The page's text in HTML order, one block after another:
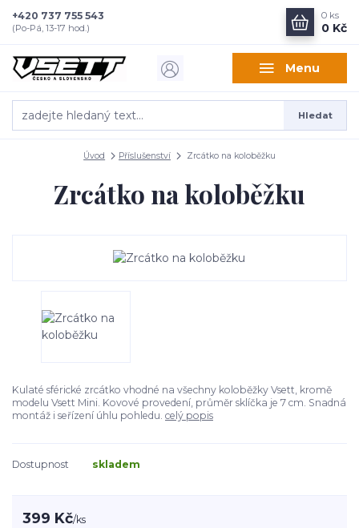
Menu
Hledat
+420 737 755 543
(Po-Pá, 13-17 hod.)
0 ks
0 Kč
Úvod Příslušenství Zrcátko na koloběžku
Zrcátko na koloběžku
Kulaté sférické zrcátko vhodné na všechny koloběžky Vsett, kromě
modelu Vsett Mini. Kovové provedení, průměr sklíčka je 7 cm. Snadná
montáž i seřízení úhlu pohledu. celý popis
Dostupnost skladem
399 Kč/ks